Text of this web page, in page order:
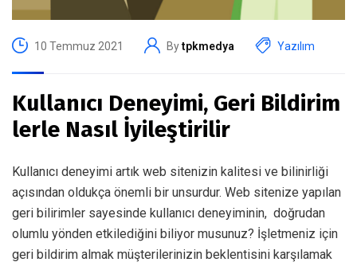
10 Temmuz 2021 Bytpkmedya Yazılım
Kullanıcı Deneyimi, Geri Bildirim
lerle Nasıl İyileştirilir
Kullanıcı deneyimi artık web sitenizin kalitesi ve bilinirliği
açısından oldukça önemli bir unsurdur. Web sitenize yapılan
geri bilirimler sayesinde kullanıcı deneyiminin, doğrudan
olumlu yönden etkilediğini biliyor musunuz? İşletmeniz için
geri bildirim almak müşterilerinizin beklentisini karşılamak